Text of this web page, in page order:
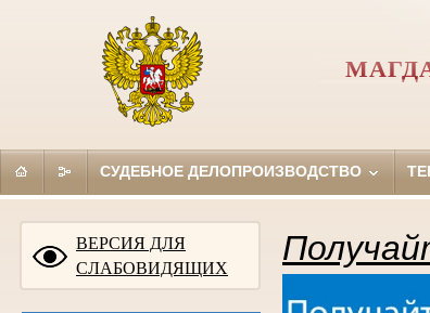
СУДЕБНОЕ ДЕЛОПРОИЗВОДСТВО
ВЕРСИЯ ДЛЯ
СЛАБОВИДЯЩИХ